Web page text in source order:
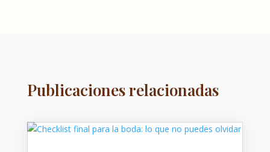
Publicaciones relacionadas